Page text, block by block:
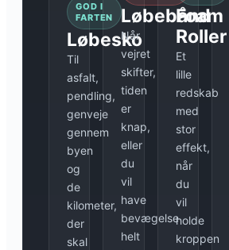
GOD I
FARTEN
Løbesko
Til
asfalt,
pendling,
genveje
gennem
byen
og
de
kilometer,
der
skal
Løbebånd
Når
vejret
skifter,
tiden
er
knap,
eller
du
vil
have
bevægelse
helt
Foam
Roller
Et
lille
redskab
med
stor
effekt,
når
du
vil
holde
kroppen